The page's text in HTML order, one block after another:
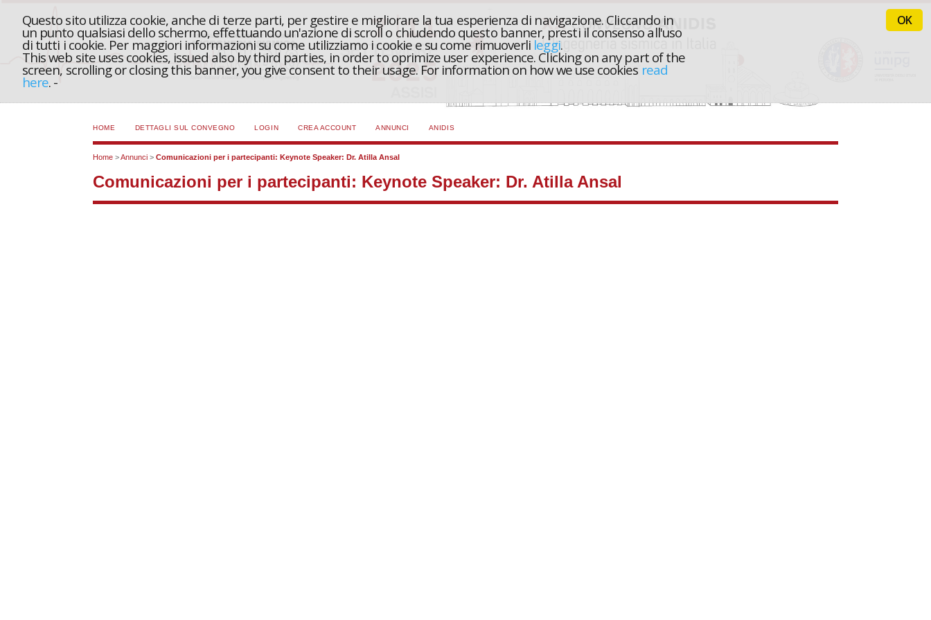
Questo sito utilizza cookie, anche di terze parti, per gestire e migliorare la tua esperienza di navigazione. Cliccando in
un punto qualsiasi dello schermo, effettuando un'azione di scroll o chiudendo questo banner, presti il consenso all'uso
di tutti i cookie. Per maggiori informazioni su come utilizziamo i cookie e su come rimuoverli leggi.
This web site uses cookies, issued also by third parties, in order to oprimize user experience. Clicking on any part of the
screen, scrolling or closing this banner, you give consent to their usage. For information on how we use cookies read
here. -
OK
HOME DETTAGLI SUL CONVEGNO LOGIN CREA ACCOUNT ANNUNCI ANIDIS
Home >Annunci >Comunicazioni per i partecipanti: Keynote Speaker: Dr. Atilla Ansal
Comunicazioni per i partecipanti: Keynote Speaker: Dr. Atilla Ansal